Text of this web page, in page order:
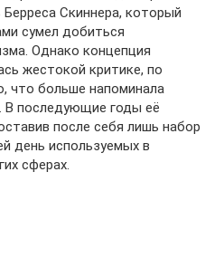
Скиннера, который
сумел добиться
Однако концепция
жестокой критике, по
что больше напоминала
В последующие годы её
после себя лишь набор
день используемых в
сферах.